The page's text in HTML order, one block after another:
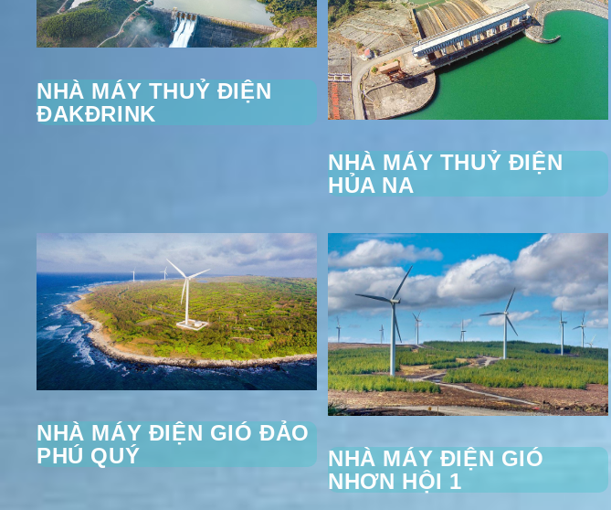
NHÀ MÁY THUỶ ĐIỆN
ĐAKĐRINK
NHÀ MÁY THUỶ ĐIỆN
HỦA NA
NHÀ MÁY ĐIỆN GIÓ ĐẢO
PHÚ QUÝ
NHÀ MÁY ĐIỆN GIÓ
NHƠN HỘI 1